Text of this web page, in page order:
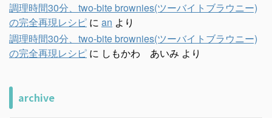
調理時間30分、two-bite brownies(ツーバイトブラウニー)
の完全再現レシピ に an より
調理時間30分、two-bite brownies(ツーバイトブラウニー)
の完全再現レシピ に しもかわ あいみ より
archive